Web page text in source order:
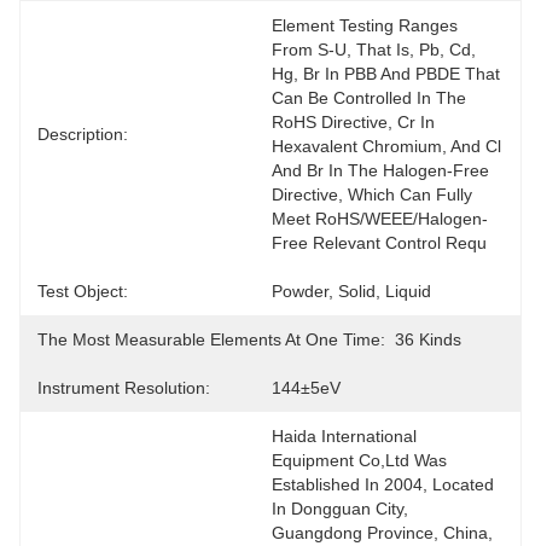
Description:
Element Testing Ranges
From S-U, That Is, Pb, Cd,
Hg, Br In PBB And PBDE That
Can Be Controlled In The
RoHS Directive, Cr In
Hexavalent Chromium, And Cl
And Br In The Halogen-Free
Directive, Which Can Fully
Meet RoHS/WEEE/halogen-
Free Relevant Control Requ
Test Object: Powder, Solid, Liquid
The Most Measurable Elements At One Time: 36 Kinds
Instrument Resolution: 144±5eV
Haida International
Equipment Co,Ltd Was
Established In 2004, Located
In Dongguan City,
Guangdong Province, China,